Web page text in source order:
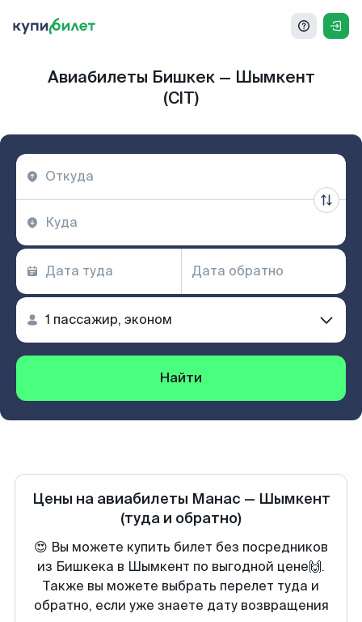
Авиабилеты Бишкек — Шымкент
(CIT)
Найти
Цены на авиабилеты Манас — Шымкент
(туда и обратно)
😍 Вы можете купить билет без посредников
из Бишкека в Шымкент по выгодной цене🙌.
Также вы можете выбрать перелет туда и
обратно, если уже знаете дату возвращения